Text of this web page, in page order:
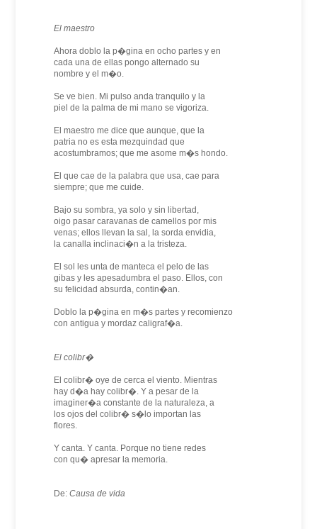
El maestro
Ahora doblo la p�gina en ocho partes y en
cada una de ellas pongo alternado su
nombre y el m�o.
Se ve bien. Mi pulso anda tranquilo y la
piel de la palma de mi mano se vigoriza.
El maestro me dice que aunque, que la
patria no es esta mezquindad que
acostumbramos; que me asome m�s hondo.
El que cae de la palabra que usa, cae para
siempre; que me cuide.
Bajo su sombra, ya solo y sin libertad,
oigo pasar caravanas de camellos por mis
venas; ellos llevan la sal, la sorda envidia,
la canalla inclinaci�n a la tristeza.
El sol les unta de manteca el pelo de las
gibas y les apesadumbra el paso. Ellos, con
su felicidad absurda, contin�an.
Doblo la p�gina en m�s partes y recomienzo
con antigua y mordaz caligraf�a.
El colibr�
El colibr� oye de cerca el viento. Mientras
hay d�a hay colibr�. Y a pesar de la
imaginer�a constante de la naturaleza, a
los ojos del colibr� s�lo importan las
flores.
Y canta. Y canta. Porque no tiene redes
con qu� apresar la memoria.
De: Causa de vida